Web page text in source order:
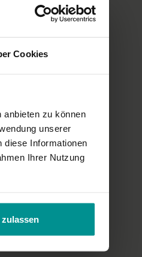
Cookies
anbieten zu können
unserer
diese Informationen
Ihrer Nutzung